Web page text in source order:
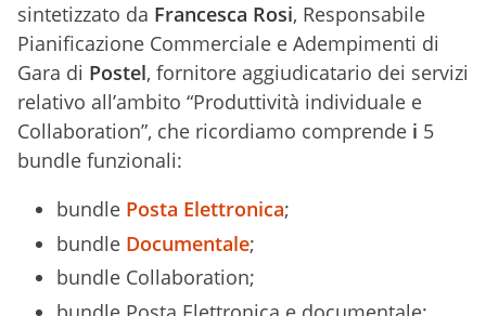
sintetizzato da Francesca Rosi, Responsabile
Pianificazione Commerciale e Adempimenti di
Gara di Postel, fornitore aggiudicatario dei servizi
relativo all’ambito “Produttività individuale e
Collaboration”, che ricordiamo comprende i 5
bundle funzionali:
bundle Posta Elettronica;
bundle Documentale;
bundle Collaboration;